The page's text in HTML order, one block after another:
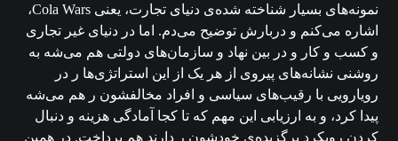
نمونه‌های بسیار شناخته شده‌ی دنیای تجارت، یعنی Cola Wars،
اشاره می‌کنم و دربارش توضیح می‌دم. اما در دنیای غیر تجاری
و کسب و کار و در بین نهاد و سازمان‌های دولتی هم می‌شه به
روشنی نشانه‌های پیروی از هر یک از این استراتژی‌ها ر در
رویارویی با رقیب‌های سیاسی و افراد مخالفشون ر هم می‌شه
پیدا کرد، و به ارزیابی این مهم که تا کجا آمادگی هزینه و دنبال
کردن رویکرد برگزیده‌ی خودشون ر دارند هم پرداخت. در همین